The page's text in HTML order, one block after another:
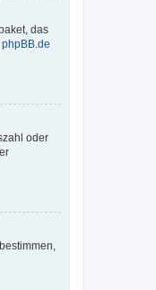
das
phpBB.de
oder